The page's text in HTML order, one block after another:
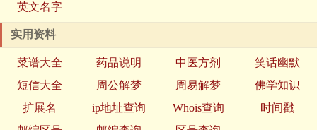
英文名字
实用资料
菜谱大全 药品说明 中医方剂
笑话幽默
短信大全
周公解梦 周易解梦
佛学知识
扩展名
ip地址查询 Whois查询
时间戳